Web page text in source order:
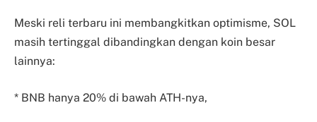
Meski reli terbaru ini membangkitkan optimisme, SOL
masih tertinggal dibandingkan dengan koin besar
lainnya:
* BNB hanya 20% di bawah ATH-nya,